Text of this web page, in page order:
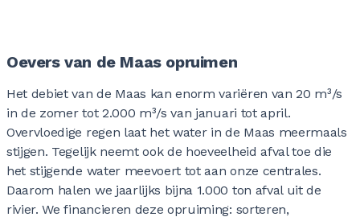
0
0
0
0
0
0
0
0
0
0
0
0
0
0
Oevers van de Maas opruimen
Het debiet van de Maas kan enorm variëren van20 m³/s
in de zomer tot 2.000 m³/s van januari tot april.
Overvloedige regen laat het water in de Maas meermaals
stijgen. Tegelijk neemt ook de hoeveelheid afval toe die
het stijgende water meevoert tot aan onze centrales.
Daarom halen we jaarlijks bijna 1.000 ton afval uit de
rivier. We financieren deze opruiming: sorteren,